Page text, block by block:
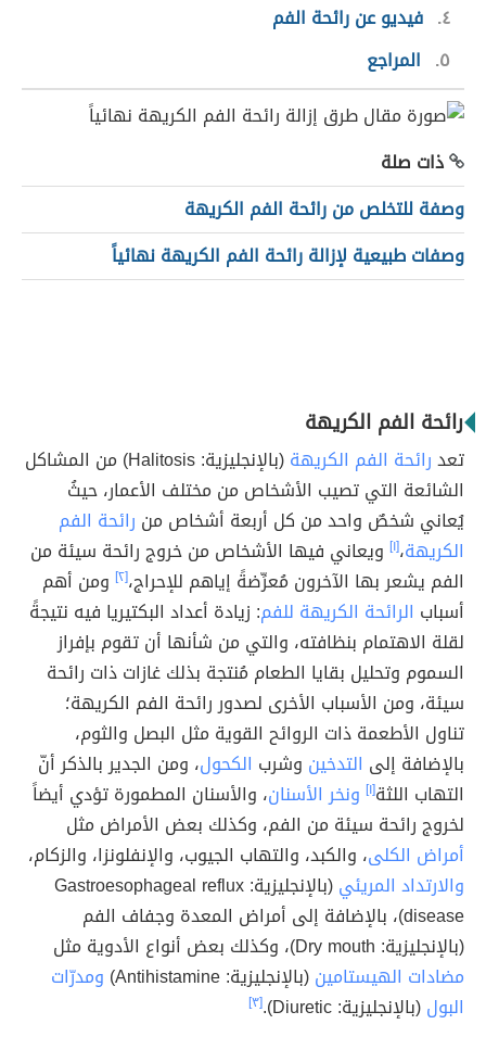
٤ فيديو عن رائحة الفم
٥
المراجع
ذات صلة
وصفة للتخلص من رائحة الفم الكريهة
وصفات طبيعية لإزالة رائحة الفم الكريهة نهائياً
رائحة الفم الكريهة
تعدرائحة الفم الكريهة
(بالإنجليزية: Halitosis) من المشاكل
الشائعة التي تصيب الأشخاص من مختلف الأعمار، حيثُ
يُعاني شخصٌ واحد من كل أربعة أشخاص من رائحة الفم
الكريهة،[١] ويعاني فيها الأشخاص من خروج رائحة سيئة من
الفم يشعر بها الآخرون مُعرِّضةً إياهم للإحراج،[٢]
ومن أهم
أسباب الرائحة الكريهة للفم: زيادة أعداد البكتيريا فيه نتيجةً
لقلة الاهتمام بنظافته، والتي من شأنها أن تقوم بإفراز
السموم وتحليل بقايا الطعام مُنتجة بذلك غازات ذات رائحة
سيئة، ومن الأسباب الأخرى لصدور رائحة الفم الكريهة؛
تناول الأطعمة ذات الروائح القوية مثل البصل والثوم،
بالإضافة إلى التدخين وشرب الكحول، ومن الجدير بالذكر أنّ
التهاب اللثة[١] ونخر الأسنان، والأسنان المطمورة تؤدي أيضاً
لخروج رائحة سيئة من الفم، وكذلك بعض الأمراض مثل
أمراض الكلى، والكبد، والتهاب الجيوب، والإنفلونزا، والزكام،
والارتداد المريئي
(بالإنجليزية: Gastroesophageal reflux
disease)، بالإضافة إلى أمراض المعدة وجفاف الفم
(بالإنجليزية: Dry mouth)، وكذلك بعض أنواع الأدوية مثل
مضادات الهيستامين(بالإنجليزية: Antihistamine)
ومدرّات
البول(بالإنجليزية: Diuretic). [٣]